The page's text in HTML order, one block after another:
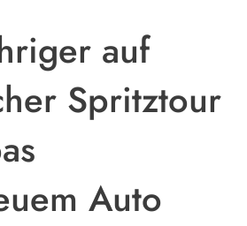
auf
Spritztour
Auto